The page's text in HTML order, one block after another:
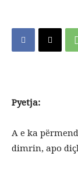
Pyetja:
A e ka
dimrin, apo